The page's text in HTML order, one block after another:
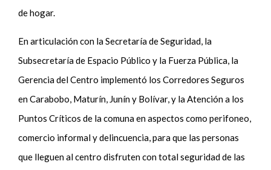
de hogar.
En articulación con la Secretaría de Seguridad, la
Subsecretaría de Espacio Público y la Fuerza Pública, la
Gerencia del Centro implementó los Corredores Seguros
en Carabobo, Maturín, Junín y Bolívar, y la Atención a los
Puntos Críticos de la comuna en aspectos como perifoneo,
comercio informal y delincuencia, para que las personas
que lleguen al centro disfruten con total seguridad de las